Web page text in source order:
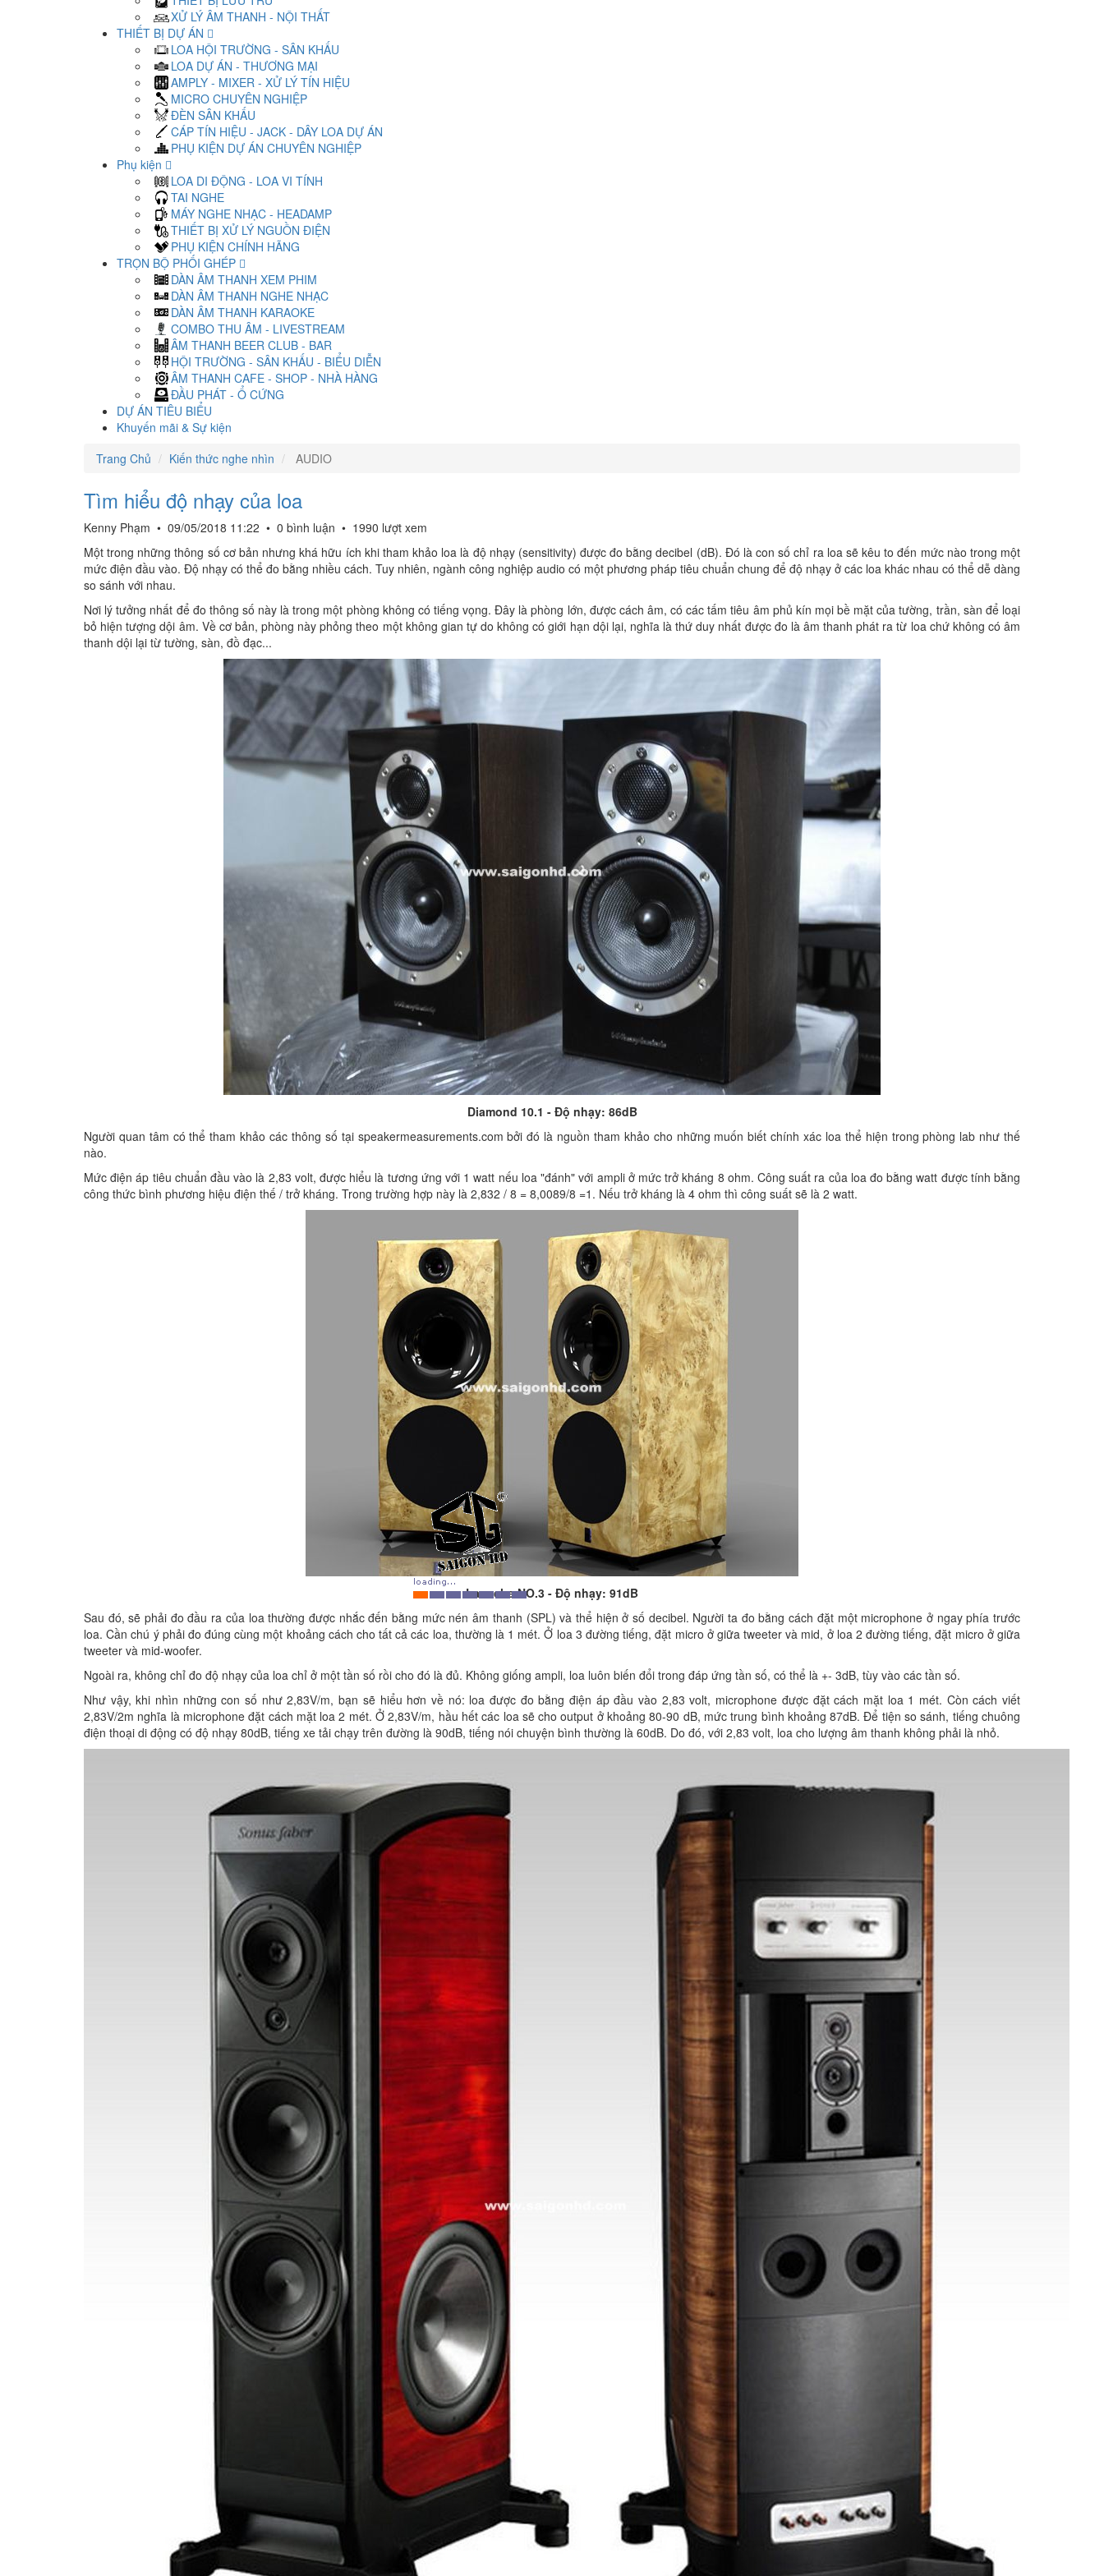
XỬ LÝ ÂM THANH - NỘI THẤT
THIẾT BỊ DỰ ÁN
LOA HỘI TRƯỜNG - SÂN KHẤU
LOA DỰ ÁN - THƯƠNG MẠI
AMPLY - MIXER - XỬ LÝ TÍN HIỆU
MICRO CHUYÊN NGHIỆP
ĐÈN SÂN KHẤU
CÁP TÍN HIỆU - JACK - DÂY LOA DỰ ÁN
PHỤ KIỆN DỰ ÁN CHUYÊN NGHIỆP
Phụ kiện
LOA DI ĐỘNG - LOA VI TÍNH
TAI NGHE
MÁY NGHE NHẠC - HEADAMP
THIẾT BỊ XỬ LÝ NGUỒN ĐIỆN
PHỤ KIỆN CHÍNH HÃNG
TRỌN BỘ PHỐI GHÉP
DÀN ÂM THANH XEM PHIM
DÀN ÂM THANH NGHE NHẠC
DÀN ÂM THANH KARAOKE
COMBO THU ÂM - LIVESTREAM
ÂM THANH BEER CLUB - BAR
HỘI TRƯỜNG - SÂN KHẤU - BIỂU DIỄN
ÂM THANH CAFE - SHOP - NHÀ HÀNG
ĐẦU PHÁT - Ổ CỨNG
DỰ ÁN TIÊU BIỂU
Khuyến mãi & Sự kiện
Trang Chủ
Kiến thức nghe nhìn AUDIO
Tìm hiểu độ nhạy của loa
Kenny Phạm • 09/05/2018 11:22 • 0 bình luận • 1990 lượt xem
Một trong những thông số cơ bản nhưng khá hữu ích khi tham khảo loa là độ nhạy (sensitivity) được đo bằng decibel (dB). Đó là con số chỉ ra loa sẽ kêu to đến mức nào trong một
mức điện đầu vào. Độ nhạy có thể đo bằng nhiều cách. Tuy nhiên, ngành công nghiệp audio có một phương pháp tiêu chuẩn chung để độ nhạy ở các loa khác nhau có thể dễ dàng
so sánh với nhau.
Nơi lý tưởng nhất để đo thông số này là trong một phòng không có tiếng vọng. Đây là phòng lớn, được cách âm, có các tấm tiêu âm phủ kín mọi bề mặt của tường, trần, sàn để loại
bỏ hiện tượng dội âm. Về cơ bản, phòng này phỏng theo một không gian tự do không có giới hạn dội lại, nghĩa là thứ duy nhất được đo là âm thanh phát ra từ loa chứ không có âm
thanh dội lại từ tường, sàn, đồ đạc...
Diamond 10.1 - Độ nhạy: 86dB
Người quan tâm có thể tham khảo các thông số tại speakermeasurements.com bởi đó là nguồn tham khảo cho những muốn biết chính xác loa thể hiện trong phòng lab như thế
nào.
Mức điện áp tiêu chuẩn đầu vào là 2,83 volt, được hiểu là tương ứng với 1 watt nếu loa "đánh" với ampli ở mức trở kháng 8 ohm. Công suất ra của loa đo bằng watt được tính bằng
công thức bình phương hiệu điện thế / trở kháng. Trong trường hợp này là 2,832 / 8 = 8,0089/8 =1. Nếu trở kháng là 4 ohm thì công suất sẽ là 2 watt.
Lansche NO.3 - Độ nhạy: 91dB
Sau đó, sẽ phải đo đầu ra của loa thường được nhắc đến bằng mức nén âm thanh (SPL) và thể hiện ở số decibel. Người ta đo bằng cách đặt một microphone ở ngay phía trước
loa. Cần chú ý phải đo đúng cùng một khoảng cách cho tất cả các loa, thường là 1 mét. Ở loa 3 đường tiếng, đặt micro ở giữa tweeter và mid, ở loa 2 đường tiếng, đặt micro ở giữa
tweeter và mid-woofer.
Ngoài ra, không chỉ đo độ nhạy của loa chỉ ở một tần số rồi cho đó là đủ. Không giống ampli, loa luôn biến đổi trong đáp ứng tần số, có thể là +- 3dB, tùy vào các tần số.
Như vậy, khi nhìn những con số như 2,83V/m, bạn sẽ hiểu hơn về nó: loa được đo bằng điện áp đầu vào 2,83 volt, microphone được đặt cách mặt loa 1 mét. Còn cách viết
2,83V/2m nghĩa là microphone đặt cách mặt loa 2 mét. Ở 2,83V/m, hầu hết các loa sẽ cho output ở khoảng 80-90 dB, mức trung bình khoảng 87dB. Để tiện so sánh, tiếng chuông
điện thoại di động có độ nhạy 80dB, tiếng xe tải chạy trên đường là 90dB, tiếng nói chuyện bình thường là 60dB. Do đó, với 2,83 volt, loa cho lượng âm thanh không phải là nhỏ.